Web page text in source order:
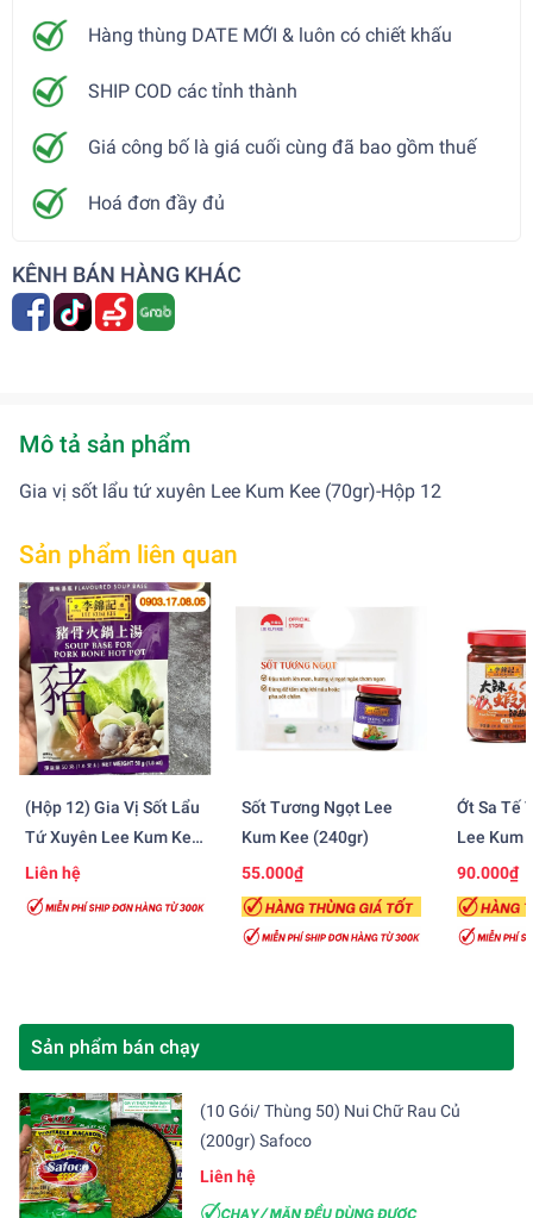
Hàng thùng DATE MỚI & luôn có chiết khấu
SHIP COD các tỉnh thành
Giá công bố là giá cuối cùng đã bao gồm thuế
Hoá đơn đầy đủ
KÊNH BÁN HÀNG KHÁC
Mô tả sản phẩm
Gia vị sốt lẩu tứ xuyên Lee Kum Kee (70gr)-Hộp 12
Sản phẩm liên quan
(Hộp 12) Gia Vị Sốt Lẩu
Tứ Xuyên Lee Kum Kee
(70gr)
Liên hệ
Sốt Tương Ngọt Lee
Kum Kee (240gr)
55.000₫
Ớt Sa Tế
Lee Kum
90.000₫
Sản phẩm bán chạy
(10 Gói/ Thùng 50) Nui Chữ Rau Củ
(200gr) Safoco
Liên hệ